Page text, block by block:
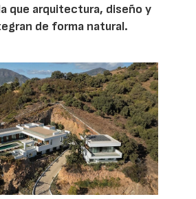
que arquitectura, diseño y
de forma natural.